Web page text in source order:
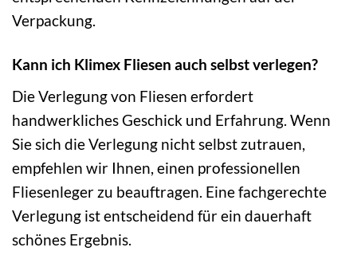
Verpackung.
Kann ich Klimex Fliesen auch selbst verlegen?
Die Verlegung von Fliesen erfordert
handwerkliches Geschick und Erfahrung. Wenn
Sie sich die Verlegung nicht selbst zutrauen,
empfehlen wir Ihnen, einen professionellen
Fliesenleger zu beauftragen. Eine fachgerechte
Verlegung ist entscheidend für ein dauerhaft
schönes Ergebnis.